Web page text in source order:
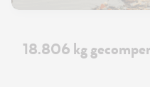
18.806 kg